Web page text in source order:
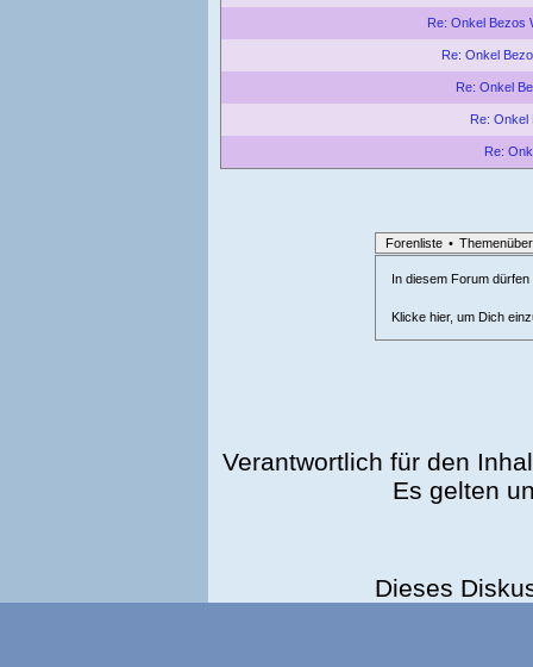
Re: Onkel Bezos
Re: Onkel
Re: Onkel
Re: Onkel
Re:
Forenliste •
In diesem Forum
Klicke hier, um Dich
Verantwortlich für den
Es gelten
Dieses